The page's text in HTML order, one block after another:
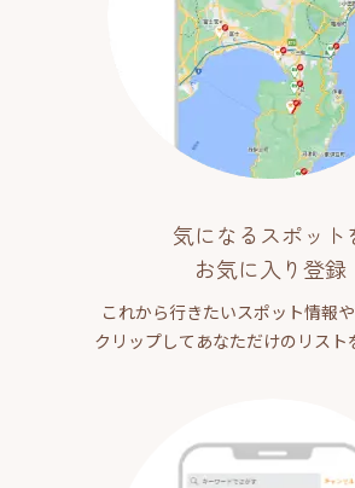
気になるスポット
お気に入り登録
これから行きたいスポット情報
クリップしてあなただけのリスト